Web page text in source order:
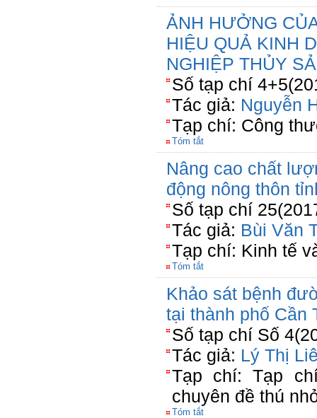
ẢNH HƯỞNG
HIỆU QUẢ KINH
NGHIỆP THỦY
Số tạp chí
Tác giả: Nguyễn
Tạp chí: Công
Tóm tắt
Nâng cao chất
động nông thôn
Số tạp chí
Tác giả: Bùi Văn
Tạp chí: Kinh tế
Tóm tắt
Khảo sát bệnh
tại thành phố Cần
Số tạp chí Số
Tác giả: Lý Thị
Tạp chí: Tạp
chuyên đề thú
Tóm tắt